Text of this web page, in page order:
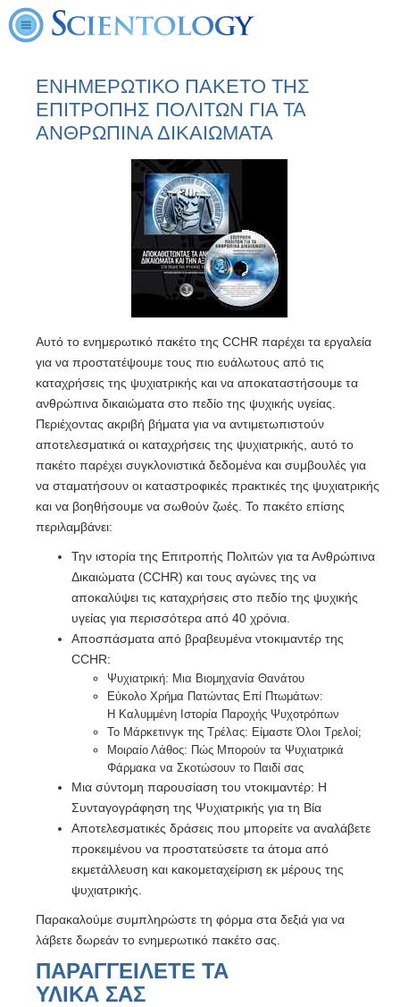
ΕΝΗΜΕΡΩΤΙΚΟ ΠΑΚΕΤΟ ΤΗΣ
ΕΠΙΤΡΟΠΗΣ ΠΟΛΙΤΩΝ ΓΙΑ ΤΑ
ΑΝΘΡΩΠΙΝΑ ΔΙΚΑΙΩΜΑΤΑ
Αυτό το ενημερωτικό πακέτο της CCHR παρέχει τα εργαλεία
για να προστατέψουμε τους πιο ευάλωτους από τις
καταχρήσεις της ψυχιατρικής και να αποκαταστήσουμε τα
ανθρώπινα δικαιώματα στο πεδίο της ψυχικής υγείας.
Περιέχοντας ακριβή βήματα για να αντιμετωπιστούν
αποτελεσματικά οι καταχρήσεις της ψυχιατρικής, αυτό το
πακέτο παρέχει συγκλονιστικά δεδομένα και συμβουλές για
να σταματήσουν οι καταστροφικές πρακτικές της ψυχιατρικής
και να βοηθήσουμε να σωθούν ζωές. Το πακέτο επίσης
περιλαμβάνει:
Την ιστορία της Επιτροπής Πολιτών για τα Ανθρώπινα
Δικαιώματα (CCHR) και τους αγώνες της να
αποκαλύψει τις καταχρήσεις στο πεδίο της ψυχικής
υγείας για περισσότερα από 40 χρόνια.
Αποσπάσματα από βραβευμένα ντοκιμαντέρ της
CCHR:
Ψυχιατρική: Μια Βιομηχανία Θανάτου
Εύκολο Χρήμα Πατώντας Επί Πτωμάτων:
Η Καλυμμένη Ιστορία Παροχής Ψυχοτρόπων
Το Μάρκετινγκ της Τρέλας: Είμαστε Όλοι Τρελοί;
Μοιραίο Λάθος: Πώς Μπορούν τα Ψυχιατρικά
Φάρμακα να Σκοτώσουν το Παιδί σας
Μια σύντομη παρουσίαση του ντοκιμαντέρ: Η
Συνταγογράφηση της Ψυχιατρικής για τη Βία
Αποτελεσματικές δράσεις που μπορείτε να αναλάβετε
προκειμένου να προστατεύσετε τα άτομα από
εκμετάλλευση και κακομεταχείριση εκ μέρους της
ψυχιατρικής.
Παρακαλούμε συμπληρώστε τη φόρμα στα δεξιά για να
λάβετε δωρεάν το ενημερωτικό πακέτο σας.
ΠΑΡΑΓΓΕΙΛΕΤΕ ΤΑ
ΥΛΙΚΑ ΣΑΣ